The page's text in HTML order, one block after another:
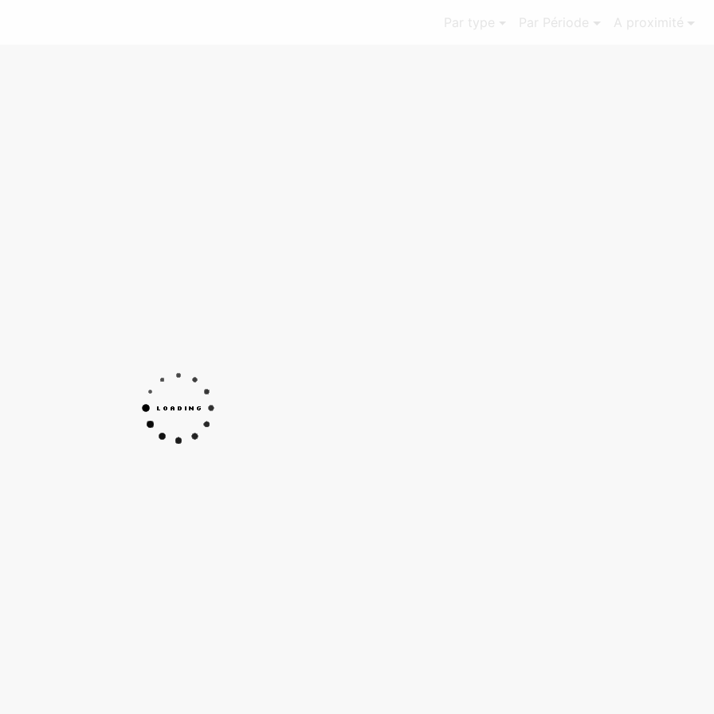
Par type Par Période A proximité